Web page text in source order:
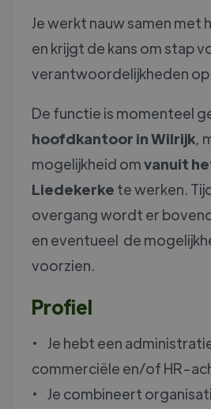
Je werkt nauw samen met
en krijgt de kans om stap
verantwoordelijkheden op
De functie is momenteel
hoofdkantoor in Wilrijk,
mogelijkheid omvanuit
Liedekerke te werken.
overgang wordt er
en eventueel de
voorzien.
Profiel
• Je hebt een
commerciële en/of HR-
• Je combineert